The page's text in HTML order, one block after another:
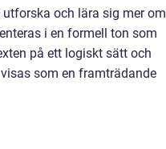
och lära sig mer om
i en formell ton som
på ett logiskt sätt och
som en framträdande